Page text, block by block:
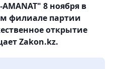
8 ноября в
филиале партии
открытие
Zakon.kz.